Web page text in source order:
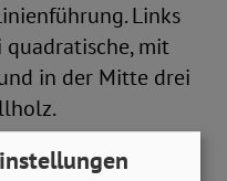
Links
mit
in der Mitte drei
Für die matt